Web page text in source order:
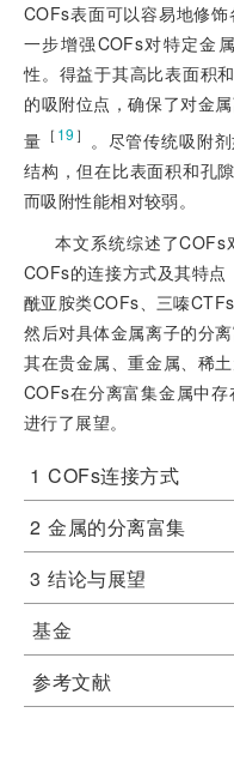
COFs表面可以容易地修
一步增强COFs对特定金
性。得益于其高比表面积
的吸附位点，确保了对金
量 ［ 19 ］
。尽管传统吸附
结构，但在比表面积和孔
而吸附性能相对较弱。
本文系统综述了COFs
COFs的连接方式及其特
酰亚胺类COFs、三嗪
然后对具体金属离子的分
其在贵金属、重金属、稀
COFs在分离富集金属中
进行了展望。
1 COFs连接方式
2 金属的分离富集
3 结论与展望
基金
参考文献